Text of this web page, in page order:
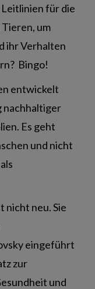
für die
um
ihr Verhalten
Bingo!
entwickelt
nachhaltiger
Es geht
und nicht
nicht neu. Sie
eingeführt
zur
und